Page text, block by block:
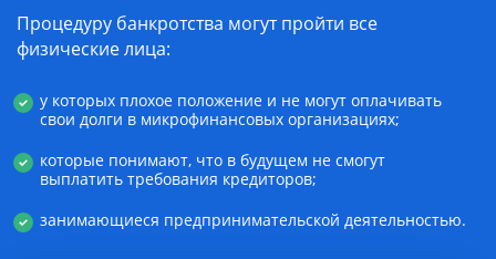
Процедуру банкротства могут пройти все
физические лица:
у которых плохое положение и не могут оплачивать
свои долги в микрофинансовых организациях;
которые понимают, что в будущем не смогут
выплатить требования кредиторов;
занимающиеся предпринимательской деятельностью.